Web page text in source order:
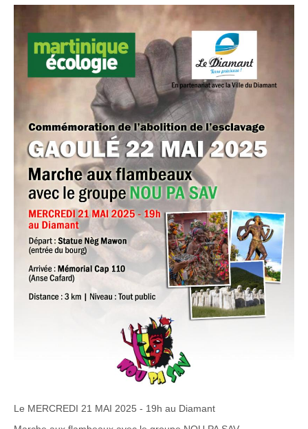
Le MERCREDI 21 MAI 2025 - 19h au Diamant